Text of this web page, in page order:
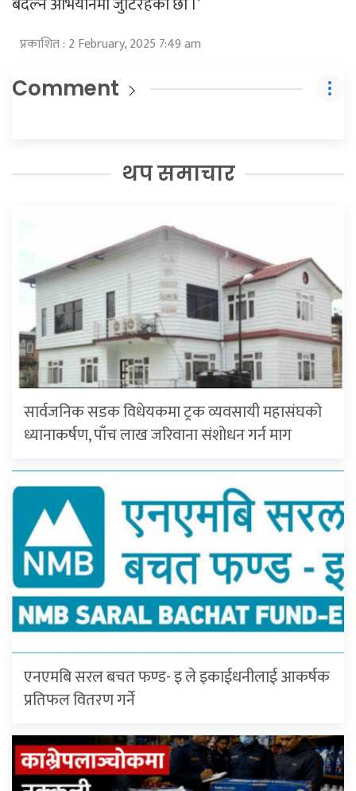
प्रकाशित : 2 February, 2025 7:49 am
Comment
थप समाचार
सार्वजनिक सडक विधेयकमा ट्रक व्यवसायी महासंघको
ध्यानाकर्षण, पाँच लाख जरिवाना संशोधन गर्न माग
एनएमबि सरल बचत फण्ड- इ ले इकाईधनीलाई आकर्षक
प्रतिफल वितरण गर्ने